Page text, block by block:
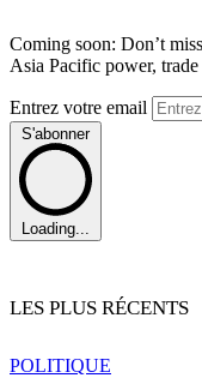
Coming soon: Don’t
Asia Pacific power, trade
Entrez votre email
S'abonner
Loading...
LES PLUS RÉCENTS
POLITIQUE